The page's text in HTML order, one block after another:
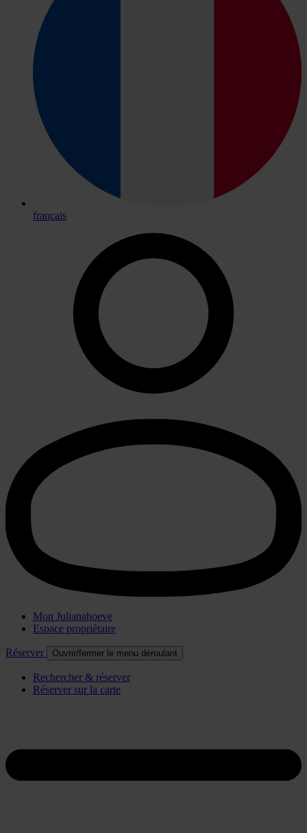
français
Mon Julianahoeve
Espace propriétaire
Réserver Ouvrir/fermer le menu déroulant
Rechercher & réserver
Réserver sur la carte